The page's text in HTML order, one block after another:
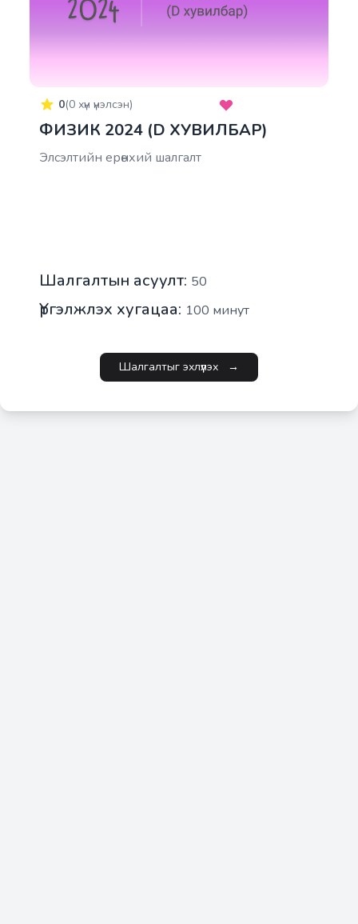
0(0 хүн үнэлсэн)
ФИЗИК 2024 (D ХУВИЛБАР)
Элсэлтийн ерөнхий шалгалт
Шалгалтын асуулт: 50
Үргэлжлэх хугацаа: 100 минут
Шалгалтыг эхлүүлэх →